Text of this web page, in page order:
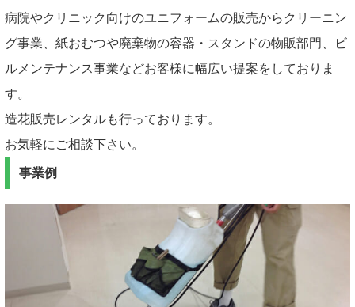
病院やクリニック向けのユニフォームの販売からクリーニン
グ事業、紙おむつや廃棄物の容器・スタンドの物販部門、ビ
ルメンテナンス事業などお客様に幅広い提案をしておりま
す。
造花販売レンタルも行っております。
お気軽にご相談下さい。
事業例